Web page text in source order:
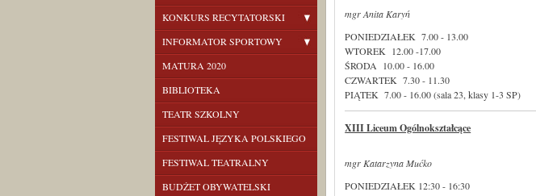
mgr Anita Karyń
PONIEDZIAŁEK 7.00 - 13.00
WTOREK 12.00 -17.00
ŚRODA 10.00 - 16.00
CZWARTEK 7.30 - 11.30
PIĄTEK 7.00 - 16.00 (sala 23, klasy 1-3 SP)
XIII Liceum Ogólnokształcące
mgr Katarzyna Mućko
PONIEDZIAŁEK 12:30 - 16:30
KONKURS RECYTATORSKI
INFORMATOR SPORTOWY
MATURA 2020
BIBLIOTEKA
TEATR SZKOLNY
FESTIWAL JĘZYKA POLSKIEGO
FESTIWAL TEATRALNY
BUDŻET OBYWATELSKI